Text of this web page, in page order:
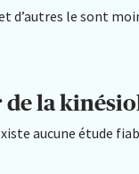
d’autres le sont
de la
aucune étude